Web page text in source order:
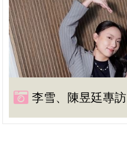
李雪、陳昱廷專訪